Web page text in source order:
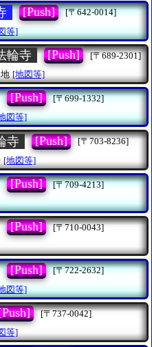
[Push]
[〒642-0014]
等]
輪寺 [Push]
[〒689-2301]
[地図等]
[Push]
[〒699-1332]
図等]
寺 [Push]
[〒703-8236]
[地図等]
[Push]
[〒709-4213]
[Push]
[〒710-0043]
[Push]
[〒722-2632]
図等]
[〒737-0042]
等]